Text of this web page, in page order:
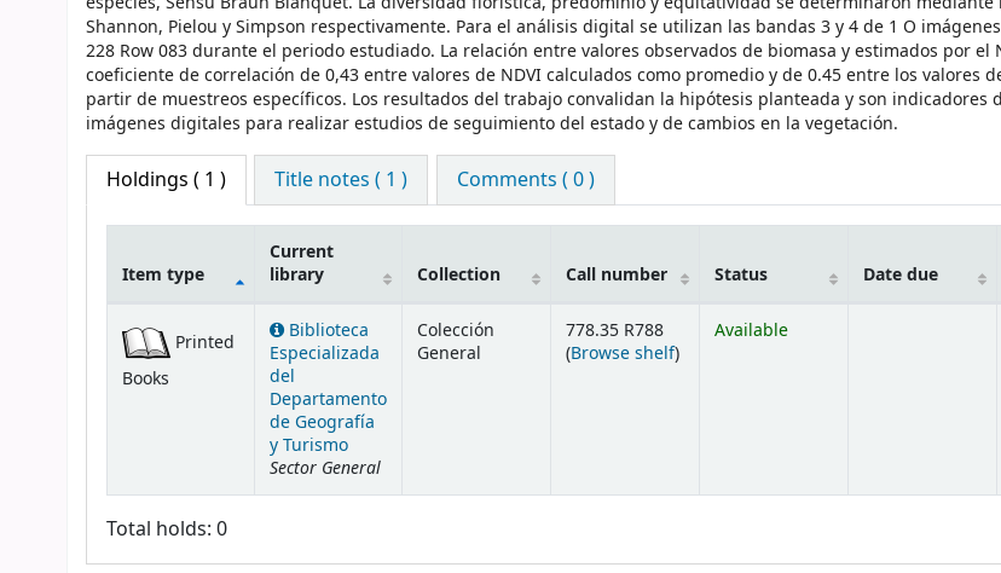
Shannon, Pielou y Simpson respectivamente. Para el análisis digital se utilizan las bandas 3 y 4 de 1 O
228 Row 083 durante el periodo estudiado. La relación entre valores observados de biomasa y estimados por el
coeficiente de correlación de 0,43 entre valores de NDVI calculados como promedio y de 0.45 entre los valores
partir de muestreos específicos. Los resultados del trabajo convalidan la hipótesis planteada y son indicadores
imágenes digitales para realizar estudios de seguimiento del estado y de cambios en la vegetación.
Holdings ( 1 ) Title notes ( 1 ) Comments ( 0 )
Item type
Current
library
Collection Call number Status Date due
Printed
Books
Biblioteca
Especializada
del
Departamento
de Geografía
y Turismo
Sector General
Colección
General
778.35 R788
(Browse shelf(Opens below)
)
Available
Total holds: 0